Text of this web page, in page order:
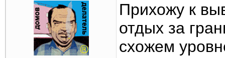
Прихожу к
отдых за
схожем